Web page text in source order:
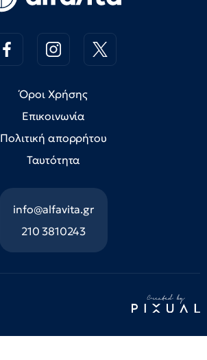
Όροι Χρήσης
Επικοινωνία
Πολιτική απορρήτου
Ταυτότητα
info@alfavita.gr
210 3810243